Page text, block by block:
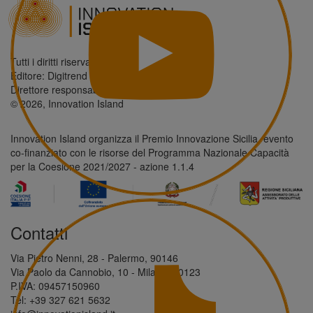
Tutti i diritti riservati.
Editore: Digitrend S.r.l.
Direttore responsabile: Antonio Giordano
© 2026, Innovation Island
Innovation Island organizza il Premio Innovazione Sicilia, evento
co-finanziato con le risorse del Programma Nazionale Capacità
per la Coesione 2021/2027 - azione 1.1.4
Contatti
Via Pietro Nenni, 28 - Palermo, 90146
Via Paolo da Cannobio, 10 - Milano, 20123
P.IVA: 09457150960
Tel: +39 327 621 5632